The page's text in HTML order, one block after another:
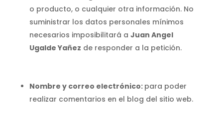
o producto, o cualquier otra información. No
suministrar los datos personales mínimos
necesarios imposibilitará a Juan Angel
Ugalde Yañez de responder a la petición.
Nombre y correo electrónico: para poder
realizar comentarios en el blog del sitio web.